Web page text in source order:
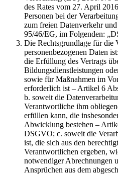
des Rates vom 27. April
Personen bei der
zum freien Datenverkehr
95/46/EG, im Folgenden:
Die Rechtsgrundlage für die
personenbezogenen Daten
die Erfüllung des Vertrags
Bildungsdienstleistungen
sowie für Maßnahmen im
erforderlich ist – Artikel 6
b. soweit die
Verantwortliche ihm
erfüllen kann, die
Abwicklung bestehen –
DSGVO; c. soweit die
ist, die sich aus den
Verantwortlichen ergeben,
notwendiger Abrechnungen
Ansprüchen aus dem